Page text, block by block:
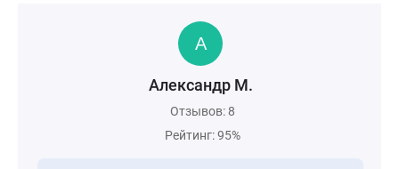
Александр М.
Отзывов: 8
Рейтинг: 95%